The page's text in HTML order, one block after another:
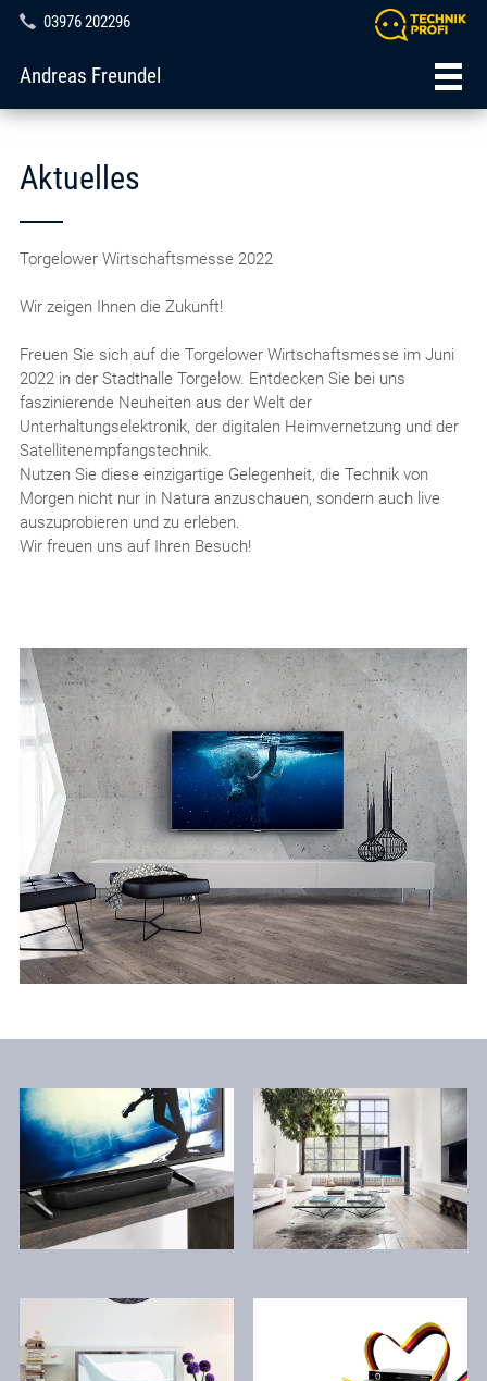
03976 202296
Andreas Freundel
Aktuelles
Torgelower Wirtschaftsmesse 2022
Wir zeigen Ihnen die Zukunft!
Freuen Sie sich auf die Torgelower Wirtschaftsmesse im Juni
2022 in der Stadthalle Torgelow. Entdecken Sie bei uns
faszinierende Neuheiten aus der Welt der
Unterhaltungselektronik, der digitalen Heimvernetzung und der
Satellitenempfangstechnik.
Nutzen Sie diese einzigartige Gelegenheit, die Technik von
Morgen nicht nur in Natura anzuschauen, sondern auch live
auszuprobieren und zu erleben.
Wir freuen uns auf Ihren Besuch!